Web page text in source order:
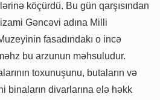
köçürdü. Bu gün qarşısından
Gəncəvi adına Milli
fasadındakı o incə
bu arzunun məhsuludur.
toxunuşunu, butaların və
binaların divarlarına elə həkk